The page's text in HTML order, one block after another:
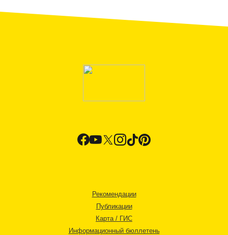
Рекомендации
Публикации
Карта / ГИС
Информационный бюллетень